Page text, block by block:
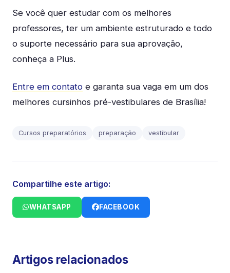
Se você quer estudar com os melhores
professores, ter um ambiente estruturado e todo
o suporte necessário para sua aprovação,
conheça a Plus.
Entre em contato e garanta sua vaga em um dos
melhores cursinhos pré-vestibulares de Brasília!
Cursos preparatórios preparação vestibular
Compartilhe este artigo:
WHATSAPP FACEBOOK
Artigos relacionados